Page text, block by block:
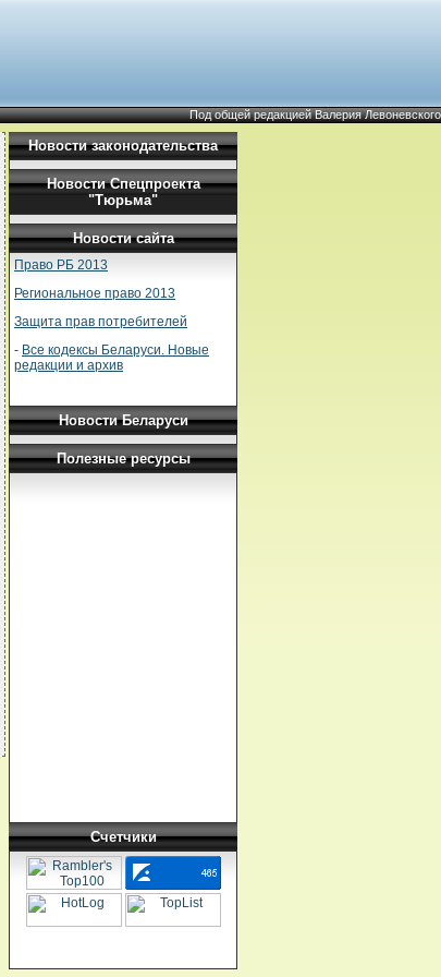
Под общей редакцией Валерия Левоневского
Новости законодательства
Новости Спецпроекта
"Тюрьма"
Новости сайта
Право РБ 2013
Региональное право 2013
Защита прав потребителей
- Все кодексы Беларуси. Новые
редакции и архив
Новости Беларуси
Полезные ресурсы
Счетчики